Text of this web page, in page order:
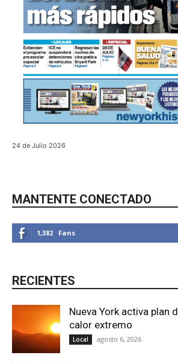
24 de Julio 2026
MANTENTE CONECTADO
1,382 Fans
RECIENTES
Nueva York activa plan
calor extremo
Local agosto 6, 2026